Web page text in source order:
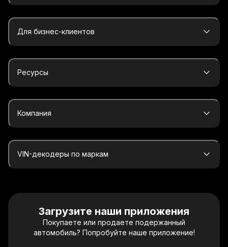
Для бизнес-клиентов
Ресурсы
Компания
VIN-декодеры по маркам
Загрузите наши приложения
Покупаете или продаете подержанный
автомобиль? Попробуйте наше приложение!